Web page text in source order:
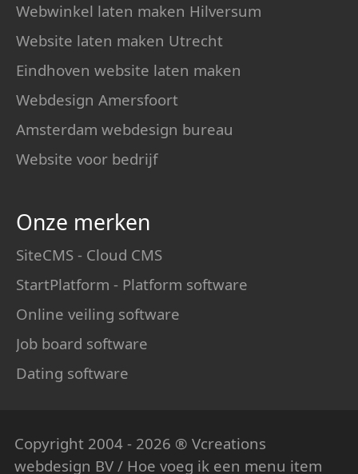
Webwinkel laten maken Hilversum
Website laten maken Utrecht
Eindhoven website laten maken
Webdesign Amersfoort
Amsterdam webdesign bureau
Website voor bedrijf
Onze merken
SiteCMS - Cloud CMS
StartPlatform - Platform software
Online veiling software
Job board software
Dating software
Copyright 2004 - 2026 ® Vcreations
webdesign BV / Hoe voeg ik een menu item